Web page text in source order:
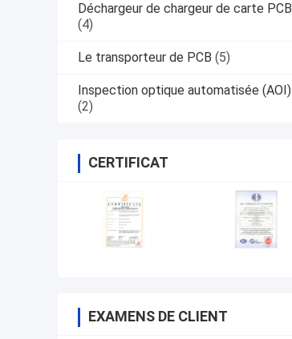
Déchargeur de chargeur de carte PCB
(4)
Le transporteur de PCB (5)
Inspection optique automatisée (AOI)
(2)
CERTIFICAT
EXAMENS DE CLIENT